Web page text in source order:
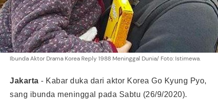
Ibunda Aktor Drama Korea Reply 1988 Meninggal Dunia/ Foto: Istimewa.
Jakarta - Kabar duka dari aktor Korea Go Kyung Pyo,
sang ibunda meninggal pada Sabtu (26/9/2020).